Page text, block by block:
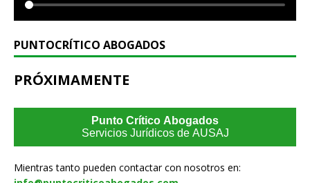
PUNTOCRÍTICO ABOGADOS
PRÓXIMAMENTE
Punto Crítico Abogados
Servicios Jurídicos de AUSAJ
Mientras tanto pueden contactar con nosotros en: